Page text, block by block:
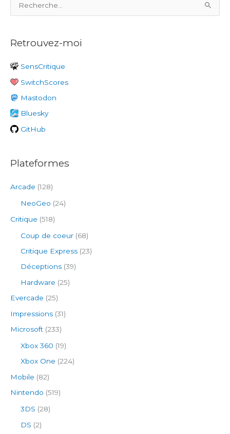
e
h
r
c
h
e
r
Retrouvez-moi
SensCritique
SwitchScores
Mastodon
Bluesky
GitHub
Plateformes
Arcade (128)
NeoGeo (24)
Critique (518)
Coup de coeur (68)
Critique Express (23)
Déceptions (39)
Hardware (25)
Evercade (25)
Impressions (31)
Microsoft (233)
Xbox 360 (19)
Xbox One (224)
Mobile (82)
Nintendo (519)
3DS (28)
DS (2)